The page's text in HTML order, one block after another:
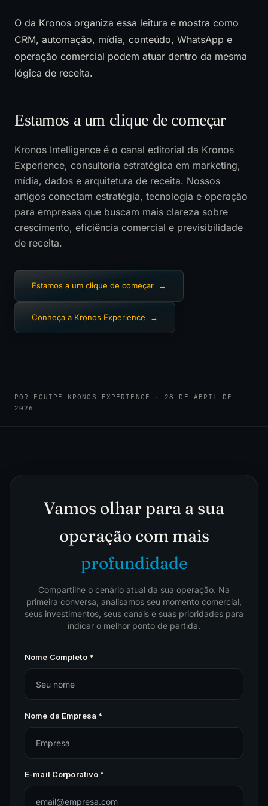
O da Kronos organiza essa leitura e mostra como
CRM, automação, mídia, conteúdo, WhatsApp e
operação comercial podem atuar dentro da mesma
lógica de receita.
Estamos a um clique de começar
Kronos Intelligence é o canal editorial da Kronos
Experience, consultoria estratégica em marketing,
mídia, dados e arquitetura de receita. Nossos
artigos conectam estratégia, tecnologia e operação
para empresas que buscam mais clareza sobre
crescimento, eficiência comercial e previsibilidade
de receita.
Estamos a um clique de começar →
Conheça a Kronos Experience →
POR EQUIPE KRONOS EXPERIENCE · 28 DE ABRIL DE
2026
Vamos olhar para a sua
operação com mais
profundidade
Compartilhe o cenário atual da sua operação. Na
primeira conversa, analisamos seu momento comercial,
seus investimentos, seus canais e suas prioridades para
indicar o melhor ponto de partida.
Nome Completo *
Nome da Empresa *
E-mail Corporativo *